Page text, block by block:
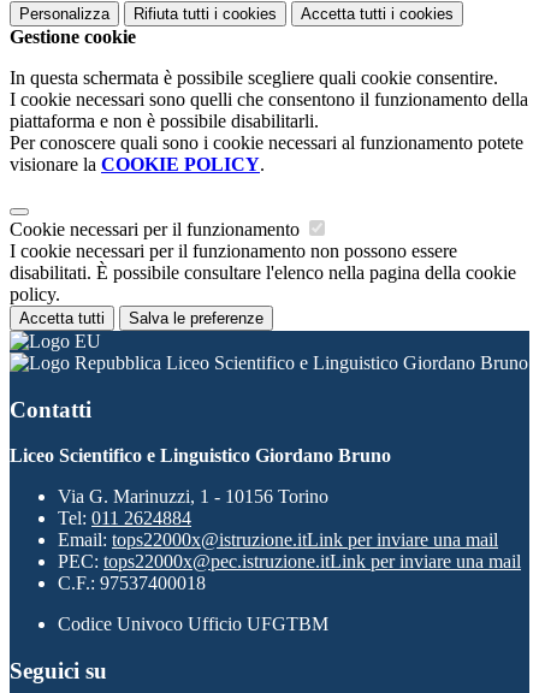
Personalizza Rifiuta tutti i cookies Accetta tutti i cookies
Gestione cookie
In questa schermata è possibile scegliere quali cookie consentire.
I cookie necessari sono quelli che consentono il funzionamento della
piattaforma e non è possibile disabilitarli.
Per conoscere quali sono i cookie necessari al funzionamento potete
visionare la COOKIE POLICY.
Cookie necessari per il funzionamento
I cookie necessari per il funzionamento non possono essere
disabilitati. È possibile consultare l'elenco nella pagina della cookie
policy.
Accetta tutti Salva le preferenze
Liceo Scientifico e Linguistico Giordano Bruno
Contatti
Liceo Scientifico e Linguistico Giordano Bruno
Via G. Marinuzzi, 1 - 10156 Torino
Tel: 011 2624884
Email: tops22000x@istruzione.itLink per inviare una mail
PEC: tops22000x@pec.istruzione.itLink per inviare una mail
C.F.: 97537400018
Codice Univoco Ufficio UFGTBM
Seguici su